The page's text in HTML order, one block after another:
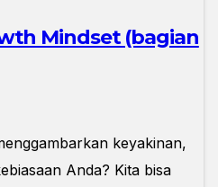
Mindset (bagian
keyakinan,
Anda? Kita bisa